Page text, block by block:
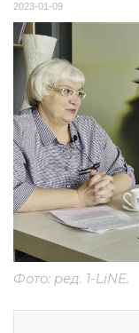
2023-01-09
Фото: ред. 1-LiNE.